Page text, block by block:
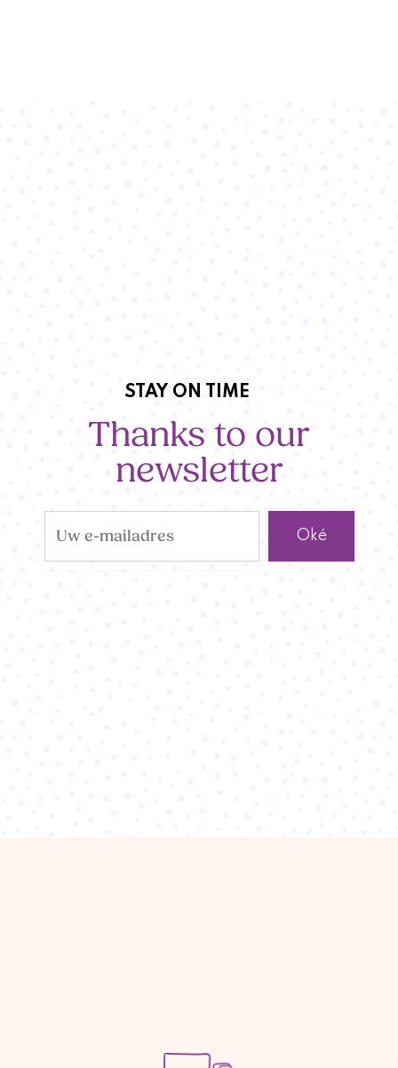
STAY ON TIME
Thanks to our
newsletter